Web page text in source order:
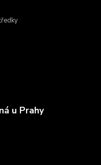
u Prahy